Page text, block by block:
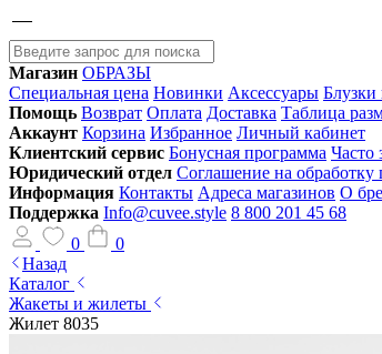
Магазин ОБРАЗЫ
Специальная цена Новинки Аксессуары
Помощь Возврат Оплата Доставка Таблица
Аккаунт Корзина Избранное Личный кабинет
Клиентский сервис Бонусная программа Часто
Юридический отдел Соглашение на
Информация Контакты Адреса магазинов О
Поддержка Info@cuvee.style 8 800 201 45 68
0
0
Назад
Каталог
Жакеты и жилеты
Жилет 8035